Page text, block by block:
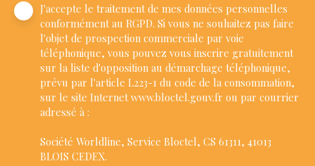
J'accepte le traitement de mes données personnelles
conformément au RGPD. Si vous ne souhaitez pas faire
l'objet de prospection commerciale par voie
téléphonique, vous pouvez vous inscrire gratuitement
sur la liste d'opposition au démarchage téléphonique,
prévu par l'article L223-1 du code de la consommation,
sur le site Internet www.bloctel.gouv.fr ou par courrier
adressé à :
Société Worldline, Service Bloctel, CS 61311, 41013
BLOIS CEDEX.